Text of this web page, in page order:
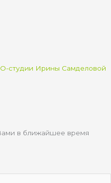
студии Ирины Самделовой
в ближайшее время